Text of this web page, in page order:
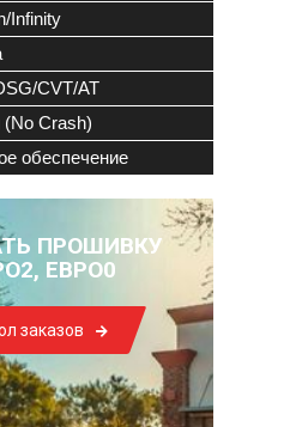
Infinity
CVT/AT
(No Crash)
обеспечение
ПРОШИВКУ
ЕВРО0
заказов